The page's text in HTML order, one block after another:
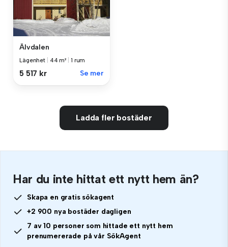
Älvdalen
Lägenhet 44 m² 1 rum
5 517 kr Se mer
Ladda fler bostäder
Har du inte hittat ett nytt hem än?
Skapa en gratis sökagent
+2 900 nya bostäder dagligen
7 av 10 personer som hittade ett nytt hem
prenumererade på vår SökAgent